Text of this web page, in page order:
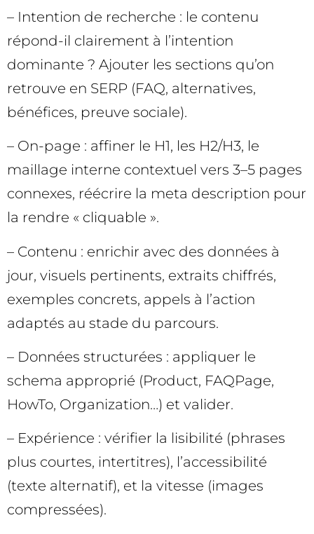
– Intention de recherche : le contenu
répond-il clairement à l’intention
dominante ? Ajouter les sections qu’on
retrouve en SERP (FAQ, alternatives,
bénéfices, preuve sociale).
– On-page : affiner le H1, les H2/H3, le
maillage interne contextuel vers 3–5 pages
connexes, réécrire la meta description pour
la rendre « cliquable ».
– Contenu : enrichir avec des données à
jour, visuels pertinents, extraits chiffrés,
exemples concrets, appels à l’action
adaptés au stade du parcours.
– Données structurées : appliquer le
schema approprié (Product, FAQPage,
HowTo, Organization…) et valider.
– Expérience : vérifier la lisibilité (phrases
plus courtes, intertitres), l’accessibilité
(texte alternatif), et la vitesse (images
compressées).